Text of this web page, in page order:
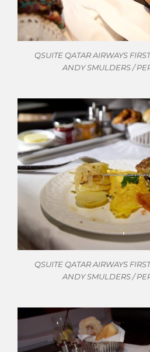
QSUITE QATAR AIRWAYS
ANDY SMULDERS /
QSUITE QATAR AIRWAYS
ANDY SMULDERS /